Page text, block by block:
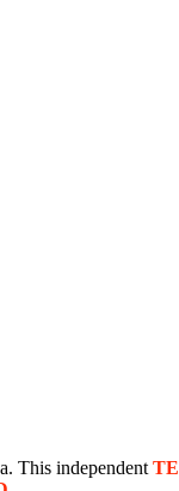
. This independent